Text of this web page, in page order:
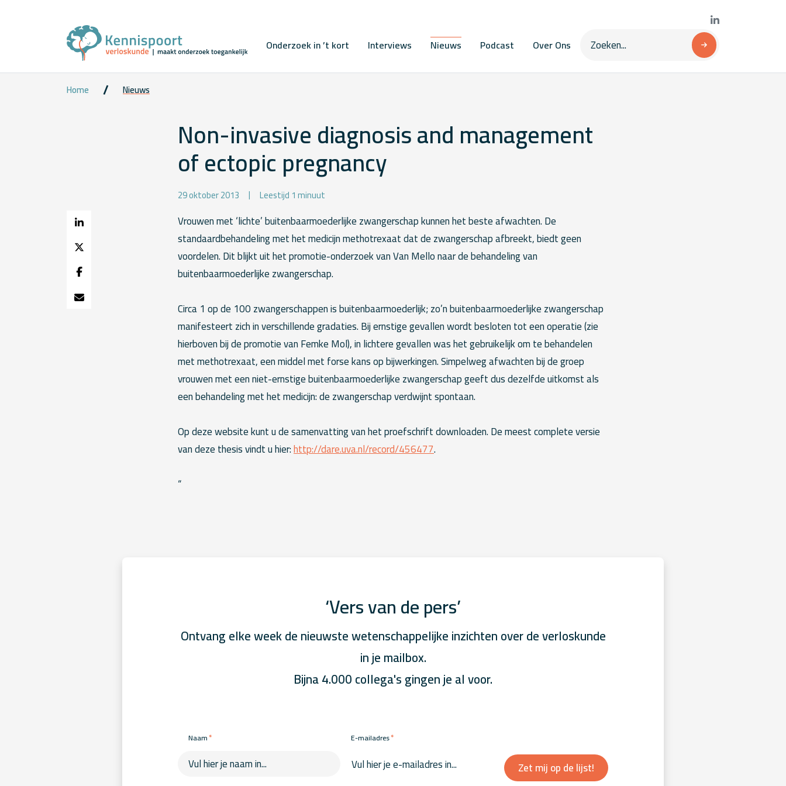
Onderzoek in ’t kort Interviews Nieuws Podcast Over Ons
Home Nieuws
Non-invasive diagnosis and management
of ectopic pregnancy
29 oktober 2013 Leestijd 1 minuut
Vrouwen met ‘lichte’ buitenbaarmoederlijke zwangerschap kunnen het beste afwachten. De
standaardbehandeling met het medicijn methotrexaat dat de zwangerschap afbreekt, biedt geen
voordelen. Dit blijkt uit het promotie-onderzoek van Van Mello naar de behandeling van
buitenbaarmoederlijke zwangerschap.
Circa 1 op de 100 zwangerschappen is buitenbaarmoederlijk; zo’n buitenbaarmoederlijke zwangerschap
manifesteert zich in verschillende gradaties. Bij ernstige gevallen wordt besloten tot een operatie (zie
hierboven bij de promotie van Femke Mol), in lichtere gevallen was het gebruikelijk om te behandelen
met methotrexaat, een middel met forse kans op bijwerkingen. Simpelweg afwachten bij de groep
vrouwen met een niet-ernstige buitenbaarmoederlijke zwangerschap geeft dus dezelfde uitkomst als
een behandeling met het medicijn: de zwangerschap verdwijnt spontaan.
Op deze website kunt u de samenvatting van het proefschrift downloaden. De meest complete versie
van deze thesis vindt u hier:http://dare.uva.nl/record/456477.
“
‘Vers van de pers’
Ontvang elke week de nieuwste wetenschappelijke inzichten over de verloskunde
in je mailbox.
Bijna 4.000 collega's gingen je al voor.
Naam* E-mailadres*
Zet mij op de lijst!